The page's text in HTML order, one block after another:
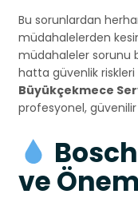
Bu sorunlardan
müdahalelerden
müdahaleler sorunu
hatta güvenlik
Büyükçekmece
profesyonel,
ve